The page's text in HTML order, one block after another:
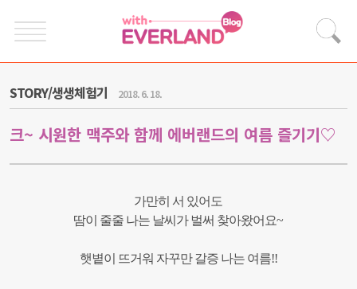
STORY/생생체험기 2018. 6. 18.
크~ 시원한 맥주와 함께 에버랜드의 여름 즐기기♡
가만히 서 있어도
땀이 줄줄 나는 날씨가 벌써 찾아왔어요~
햇볕이 뜨거워 자꾸만 갈증 나는 여름!!